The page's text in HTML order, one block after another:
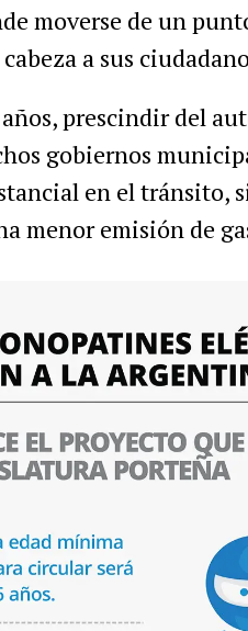
moverse de un
a sus
prescindir del
gobiernos
en el tránsito,
menor emisión de